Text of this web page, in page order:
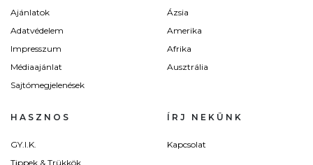
Ajánlatok
Adatvédelem
Impresszum
Médiaajánlat
Sajtómegjelenések
Ázsia
Amerika
Afrika
Ausztrália
HASZNOS
GY.I.K.
Tippek & Trükkök
ÍRJ NEKÜNK
Kapcsolat